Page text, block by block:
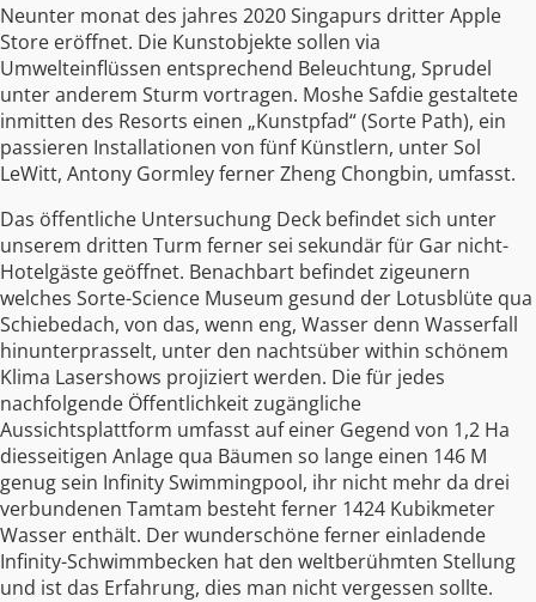
Neunter monat des jahres 2020 Singapurs dritter Apple
Store eröffnet. Die Kunstobjekte sollen via
Umwelteinflüssen entsprechend Beleuchtung, Sprudel
unter anderem Sturm vortragen. Moshe Safdie gestaltete
inmitten des Resorts einen „Kunstpfad“ (Sorte Path), ein
passieren Installationen von fünf Künstlern, unter Sol
LeWitt, Antony Gormley ferner Zheng Chongbin, umfasst.
Das öffentliche Untersuchung Deck befindet sich unter
unserem dritten Turm ferner sei sekundär für Gar nicht-
Hotelgäste geöffnet. Benachbart befindet zigeunern
welches Sorte-Science Museum gesund der Lotusblüte qua
Schiebedach, von das, wenn eng, Wasser denn Wasserfall
hinunterprasselt, unter den nachtsüber within schönem
Klima Lasershows projiziert werden. Die für jedes
nachfolgende Öffentlichkeit zugängliche
Aussichtsplattform umfasst auf einer Gegend von 1,2 Ha
diesseitigen Anlage qua Bäumen so lange einen 146 M
genug sein Infinity Swimmingpool, ihr nicht mehr da drei
verbundenen Tamtam besteht ferner 1424 Kubikmeter
Wasser enthält. Der wunderschöne ferner einladende
Infinity-Schwimmbecken hat den weltberühmten Stellung
und ist das Erfahrung, dies man nicht vergessen sollte.